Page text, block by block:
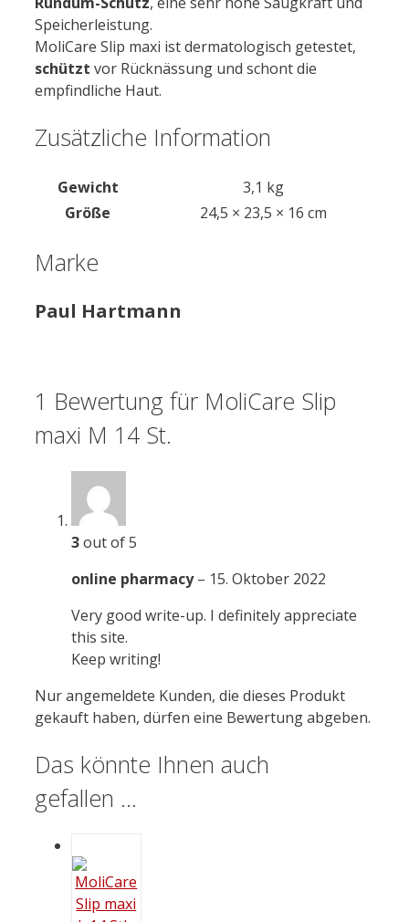
Speicherleistung.
MoliCare Slip maxi ist dermatologisch getestet,
schützt vor Rücknässung und schont die
empfindliche Haut.
Zusätzliche Information
Gewicht
3,1 kg
Größe
24,5 × 23,5 × 16 cm
Marke
Paul Hartmann
1 Bewertung für MoliCare Slip
maxi M 14 St.
3out of 5
online pharmacy– 15. Oktober 2022
Very good write-up. I definitely appreciate
this site.
Keep writing!
Nur angemeldete Kunden, die dieses Produkt
gekauft haben, dürfen eine Bewertung abgeben.
Das könnte Ihnen auch
gefallen …